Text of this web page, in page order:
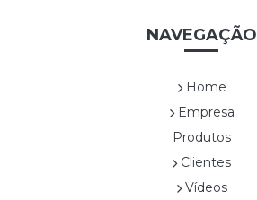
CES0004A ALÇA DUPLA DE NYLON
CES0005A RETANGULAR COM ALÇAS
CES0008A CESTA COM FLOR1
CES0009A CESTA COM FLOR 2
CES0010A CESTA COM FLOR3
CES0011A CESTA COM FLOR4
NAVEGAÇÃO
Home
Empresa
Produtos
Clientes
Vídeos